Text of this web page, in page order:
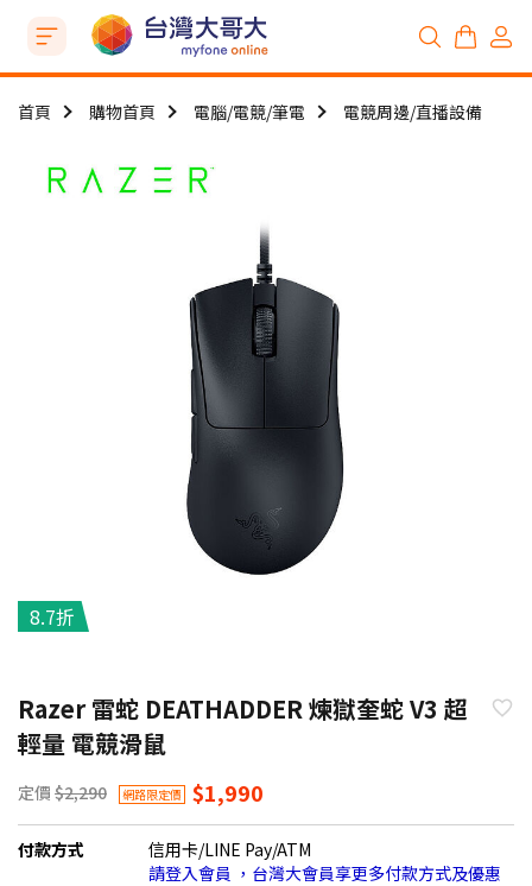
首頁 購物首頁 電腦/電競/筆電 電競周邊/直播設備
8.7折
Razer 雷蛇 DEATHADDER 煉獄奎蛇 V3 超
輕量 電競滑鼠
定價 $2,290 網路限定價 $1,990
付款方式
信用卡/LINE Pay/ATM
請登入會員 ，台灣大會員享更多付款方式及優惠